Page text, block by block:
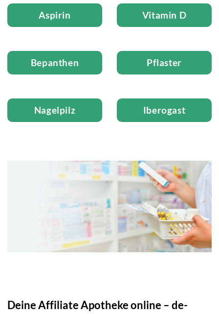
Aspirin Vitamin D
Bepanthen Pflaster
Nagelpilz Iberogast
Deine Affiliate Apotheke online – de-